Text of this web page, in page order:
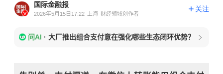
国际金融报
2026年5月15日17:22 上海 财经领域创作者
关注
问AI · 大厂推出组合支付意在强化哪些生态闭环优势？